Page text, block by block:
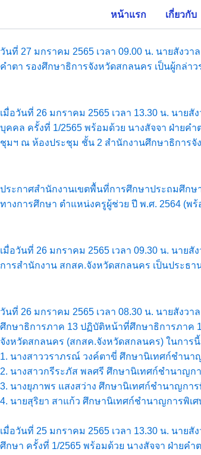
หน้าแรก เกี่ยวกับ
วันที่ 27 มกราคม 2565 เวลา 09.00 น. นายสังว
คำตา รองศึกษาธิการจังหวัดสกลนคร เป็นผู้กล่า
เมื่อวันที่ 26 มกราคม 2565 เวลา 13.30 น. นา
บุคคล ครั้งที่ 1/2565 พร้อมด้วย นางสัจจา ฝ่ายค
ชุมฯ ณ ห้องประชุม ชั้น 2 สำนักงานศึกษาธิการจั
ประกาศสำนักงานเขตพื้นที่การศึกษาประถมศึกษ
ทางการศึกษา ตำแหน่งครูผู้ช่วย ปี พ.ศ. 2564 (พ
เมื่อวันที่ 26 มกราคม 2565 เวลา 09.30 น. นาย
การสำนักงาน สกสค.จังหวัดสกลนคร เป็นประธ
วันที่ 26 มกราคม 2565 เวลา 08.30 น. นายสังว
ศึกษาธิการภาค 13 ปฏิบัติหน้าที่ศึกษาธิการภาค
จังหวัดสกลนคร (สกสค.จังหวัดสกลนคร) ในการ
1. นางสาววราภรณ์ วงค์ตาขี่ ศึกษานิเทศก์ชำน
2. นางสาวกรีระภัส พลศรี ศึกษานิเทศก์ชำนาญก
3. นางยุภาพร แสงสว่าง ศึกษานิเทศก์ชำนาญกา
4. นายสุริยา สาแก้ว ศึกษานิเทศก์ชำนาญการพิเ
เมื่อวันที่ 25 มกราคม 2565 เวลา 13.30 น. นา
ศึกษา ครั้งที่ 1/2565 พร้อมด้วย นางสัจจา ฝ่ายค